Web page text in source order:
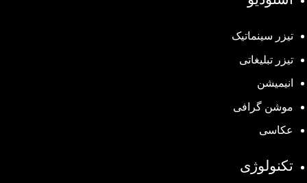
تیزر سینماتیک
تیزر تبلیغاتی
انیمیشن
موشن گرافی
عکاسی
تکنولوژی